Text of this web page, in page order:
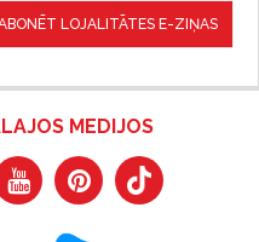
LOJALITĀTES E-ZIŅAS
MEDIJOS